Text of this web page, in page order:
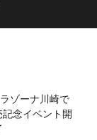
ゾーナ川崎で
念イベント開